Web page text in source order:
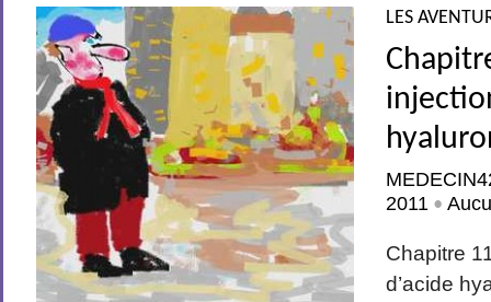
LES
2011 •
Chapitre
d’acide